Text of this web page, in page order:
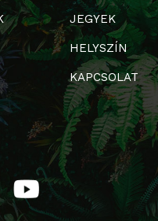
JEGYEK
HELYSZÍN
KAPCSOLAT